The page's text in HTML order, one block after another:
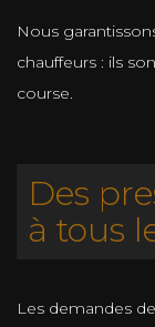
Nous
chauffeurs : ils
course.
Des
à tous
Les demandes